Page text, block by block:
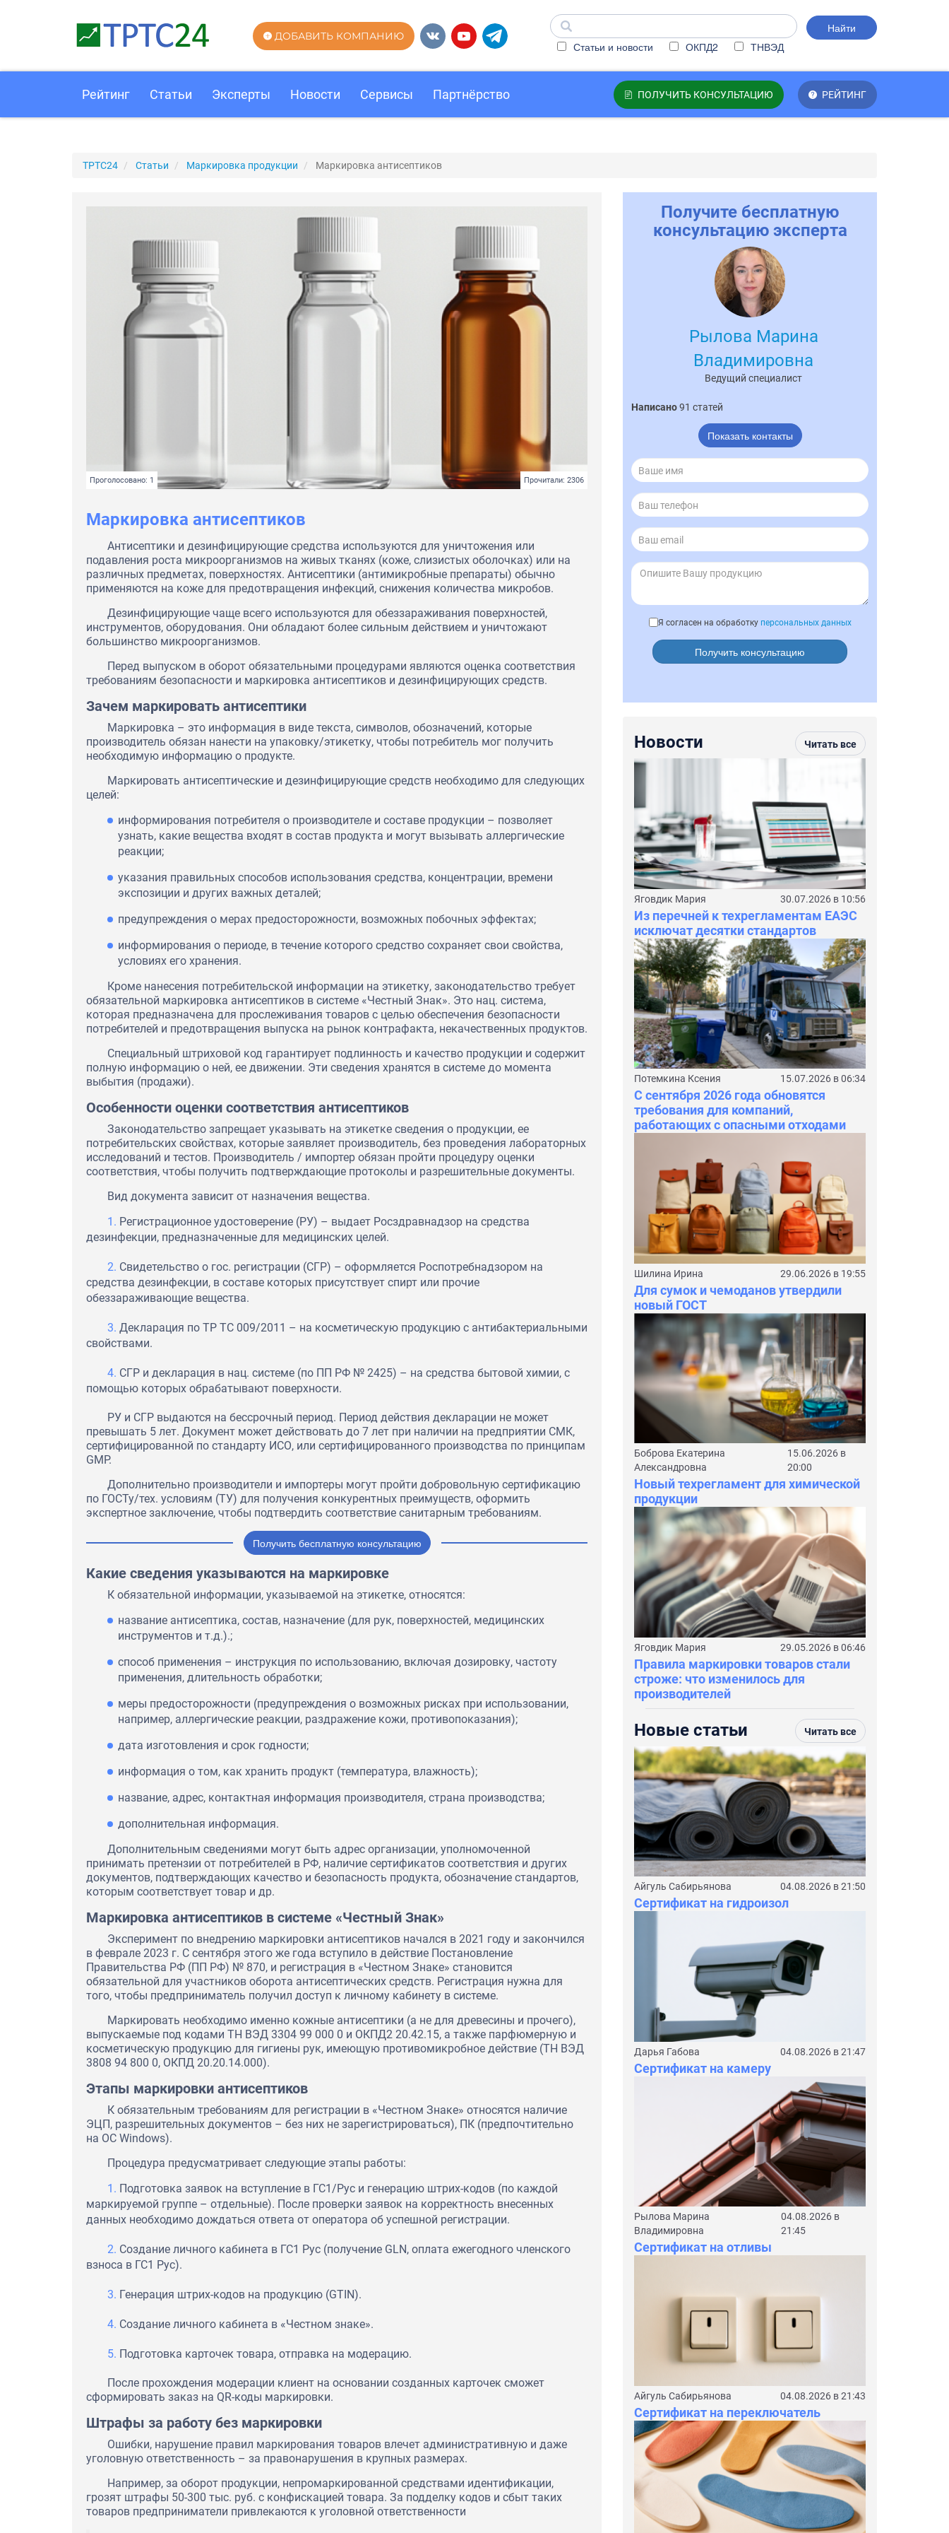
Найти
Статьи и новости
ОКПД2 ТНВЭД
ДОБАВИТЬ КОМПАНИЮ
ПОЛУЧИТЬ КОНСУЛЬТАЦИЮ РЕЙТИНГ
Рейтинг Статьи Эксперты Новости Сервисы Партнёрство
ТРТС24 Статьи Маркировка продукции Маркировка антисептиков
Проголосовано: 1 Прочитали: 2306
Маркировка антисептиков
Антисептики и дезинфицирующие средства используются для уничтожения или
подавления роста микроорганизмов на живых тканях (коже, слизистых оболочках) или на
различных предметах, поверхностях. Антисептики (антимикробные препараты) обычно
применяются на коже для предотвращения инфекций, снижения количества микробов.
Дезинфицирующие чаще всего используются для обеззараживания поверхностей,
инструментов, оборудования. Они обладают более сильным действием и уничтожают
большинство микроорганизмов.
Перед выпуском в оборот обязательными процедурами являются оценка соответствия
требованиям безопасности и маркировка антисептиков и дезинфицирующих средств.
Зачем маркировать антисептики
Маркировка – это информация в виде текста, символов, обозначений, которые
производитель обязан нанести на упаковку/этикетку, чтобы потребитель мог получить
необходимую информацию о продукте.
Маркировать антисептические и дезинфицирующие средств необходимо для следующих
целей:
информирования потребителя о производителе и составе продукции – позволяет
узнать, какие вещества входят в состав продукта и могут вызывать аллергические
реакции;
указания правильных способов использования средства, концентрации, времени
экспозиции и других важных деталей;
предупреждения о мерах предосторожности, возможных побочных эффектах;
информирования о периоде, в течение которого средство сохраняет свои свойства,
условиях его хранения.
Кроме нанесения потребительской информации на этикетку, законодательство требует
обязательной маркировка антисептиков в системе «Честный Знак». Это нац. система,
которая предназначена для прослеживания товаров с целью обеспечения безопасности
потребителей и предотвращения выпуска на рынок контрафакта, некачественных продуктов.
Специальный штриховой код гарантирует подлинность и качество продукции и содержит
полную информацию о ней, ее движении. Эти сведения хранятся в системе до момента
выбытия (продажи).
Особенности оценки соответствия антисептиков
Законодательство запрещает указывать на этикетке сведения о продукции, ее
потребительских свойствах, которые заявляет производитель, без проведения лабораторных
исследований и тестов. Производитель / импортер обязан пройти процедуру оценки
соответствия, чтобы получить подтверждающие протоколы и разрешительные документы.
Вид документа зависит от назначения вещества.
Регистрационное удостоверение (РУ) – выдает Росздравнадзор на средства
дезинфекции, предназначенные для медицинских целей.
Свидетельство о гос. регистрации (СГР) – оформляется Роспотребнадзором на
средства дезинфекции, в составе которых присутствует спирт или прочие
обеззараживающие вещества.
Декларация по ТР ТС 009/2011 – на косметическую продукцию с антибактериальными
свойствами.
СГР и декларация в нац. системе (по ПП РФ № 2425) – на средства бытовой химии, с
помощью которых обрабатывают поверхности.
РУ и СГР выдаются на бессрочный период. Период действия декларации не может
превышать 5 лет. Документ может действовать до 7 лет при наличии на предприятии СМК,
сертифицированной по стандарту ИСО, или сертифицированного производства по принципам
GMP.
Дополнительно производители и импортеры могут пройти добровольную сертификацию
по ГОСТу/тех. условиям (ТУ) для получения конкурентных преимуществ, оформить
экспертное заключение, чтобы подтвердить соответствие санитарным требованиям.
Получить бесплатную консультацию
Какие сведения указываются на маркировке
К обязательной информации, указываемой на этикетке, относятся:
название антисептика, состав, назначение (для рук, поверхностей, медицинских
инструментов и т.д.).;
способ применения – инструкция по использованию, включая дозировку, частоту
применения, длительность обработки;
меры предосторожности (предупреждения о возможных рисках при использовании,
например, аллергические реакции, раздражение кожи, противопоказания);
дата изготовления и срок годности;
информация о том, как хранить продукт (температура, влажность);
название, адрес, контактная информация производителя, страна производства;
дополнительная информация.
Дополнительным сведениями могут быть адрес организации, уполномоченной
принимать претензии от потребителей в РФ, наличие сертификатов соответствия и других
документов, подтверждающих качество и безопасность продукта, обозначение стандартов,
которым соответствует товар и др.
Маркировка антисептиков в системе «Честный Знак»
Эксперимент по внедрению маркировки антисептиков начался в 2021 году и закончился
в феврале 2023 г. С сентября этого же года вступило в действие Постановление
Правительства РФ (ПП РФ) № 870, и регистрация в «Честном Знаке» становится
обязательной для участников оборота антисептических средств. Регистрация нужна для
того, чтобы предприниматель получил доступ к личному кабинету в системе.
Маркировать необходимо именно кожные антисептики (а не для древесины и прочего),
выпускаемые под кодами ТН ВЭД 3304 99 000 0 и ОКПД2 20.42.15, а также парфюмерную и
косметическую продукцию для гигиены рук, имеющую противомикробное действие (ТН ВЭД
3808 94 800 0, ОКПД 20.20.14.000).
Этапы маркировки антисептиков
К обязательным требованиям для регистрации в «Честном Знаке» относятся наличие
ЭЦП, разрешительных документов – без них не зарегистрироваться), ПК (предпочтительно
на OC Windows).
Процедура предусматривает следующие этапы работы:
Подготовка заявок на вступление в ГС1/Рус и генерацию штрих-кодов (по каждой
маркируемой группе – отдельные). После проверки заявок на корректность внесенных
данных необходимо дождаться ответа от оператора об успешной регистрации.
Создание личного кабинета в ГС1 Рус (получение GLN, оплата ежегодного членского
взноса в ГС1 Рус).
Генерация штрих-кодов на продукцию (GTIN).
Создание личного кабинета в «Честном знаке».
Подготовка карточек товара, отправка на модерацию.
После прохождения модерации клиент на основании созданных карточек сможет
сформировать заказ на QR-коды маркировки.
Штрафы за работу без маркировки
Ошибки, нарушение правил маркирования товаров влечет административную и даже
уголовную ответственность – за правонарушения в крупных размерах.
Например, за оборот продукции, непромаркированной средствами идентификации,
грозят штрафы 50-300 тыс. руб. с конфискацией товара. За подделку кодов и сбыт таких
товаров предприниматели привлекаются к уголовной ответственности
Получите бесплатную
консультацию эксперта
Рылова Марина
Владимировна
Ведущий специалист
Написано91 статей
Показать контакты
Я согласен на обработку персональных данных
Получить консультацию
Новости Читать все
Яговдик Мария 30.07.2026 в 10:56
Из перечней к техрегламентам ЕАЭС
исключат десятки стандартов
Потемкина Ксения 15.07.2026 в 06:34
С сентября 2026 года обновятся
требования для компаний,
работающих с опасными отходами
Шилина Ирина 29.06.2026 в 19:55
Для сумок и чемоданов утвердили
новый ГОСТ
Боброва Екатерина
Александровна
15.06.2026 в
20:00
Новый техрегламент для химической
продукции
Яговдик Мария 29.05.2026 в 06:46
Правила маркировки товаров стали
строже: что изменилось для
производителей
Новые статьи Читать все
Айгуль Сабирьянова 04.08.2026 в 21:50
Сертификат на гидроизол
Дарья Габова 04.08.2026 в 21:47
Сертификат на камеру
Рылова Марина
Владимировна
04.08.2026 в
21:45
Сертификат на отливы
Айгуль Сабирьянова 04.08.2026 в 21:43
Сертификат на переключатель